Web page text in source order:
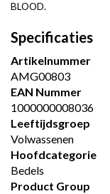
BLOOD.
Specificaties
Artikelnummer
AMG00803
EAN Nummer
1000000008036
Leeftijdsgroep
Volwassenen
Hoofdcategorie
Bedels
Product Group